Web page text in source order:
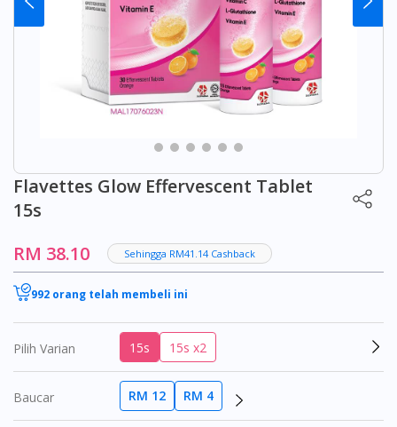
Flavettes Glow Effervescent Tablet
15s
RM 38.10
Sehingga RM41.14 Cashback
992 orang telah membeli ini
Pilih Varian 15s 15s x2
Baucar RM 12 RM 4